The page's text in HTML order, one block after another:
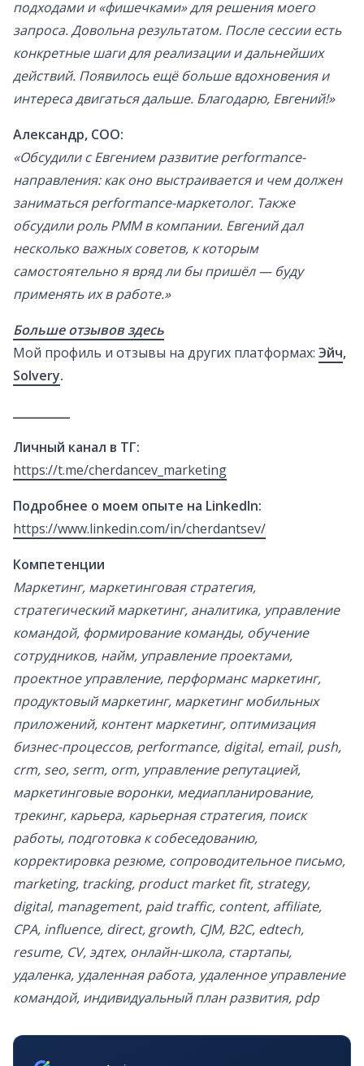
подходами и «фишечками» для решения моего
запроса. Довольна результатом. После сессии есть
конкретные шаги для реализации и дальнейших
действий. Появилось ещё больше вдохновения и
интереса двигаться дальше. Благодарю, Евгений!»
Александр, COO:
«Обсудили с Евгением развитие performance-
направления: как оно выстраивается и чем должен
заниматься performance-маркетолог. Также
обсудили роль PMM в компании. Евгений дал
несколько важных советов, к которым
самостоятельно я вряд ли бы пришёл — буду
применять их в работе.»
Больше отзывов здесь
Мой профиль и отзывы на других платформах: Эйч,
Solvery.
Личный канал в ТГ:
https://t.me/cherdancev_marketing
Подробнее о моем опыте на LinkedIn:
https://www.linkedin.com/in/cherdantsev/
Компетенции
Маркетинг, маркетинговая стратегия,
стратегический маркетинг, аналитика, управление
командой, формирование команды, обучение
сотрудников, найм, управление проектами,
проектное управление, перформанс маркетинг,
продуктовый маркетинг, маркетинг мобильных
приложений, контент маркетинг, оптимизация
бизнес-процессов, performance, digital, email, push,
crm, seo, serm, orm, управление репутацией,
маркетинговые воронки, медиапланирование,
трекинг, карьера, карьерная стратегия, поиск
работы, подготовка к собеседованию,
корректировка резюме, сопроводительное письмо,
marketing, tracking, product market fit, strategy,
digital, management, paid traffic, content, affiliate,
CPA, influence, direct, growth, CJM, B2C, edtech,
resume, CV, эдтех, онлайн-школа, стартапы,
удаленка, удаленная работа, удаленное управление
командой, индивидуальный план развития, pdp